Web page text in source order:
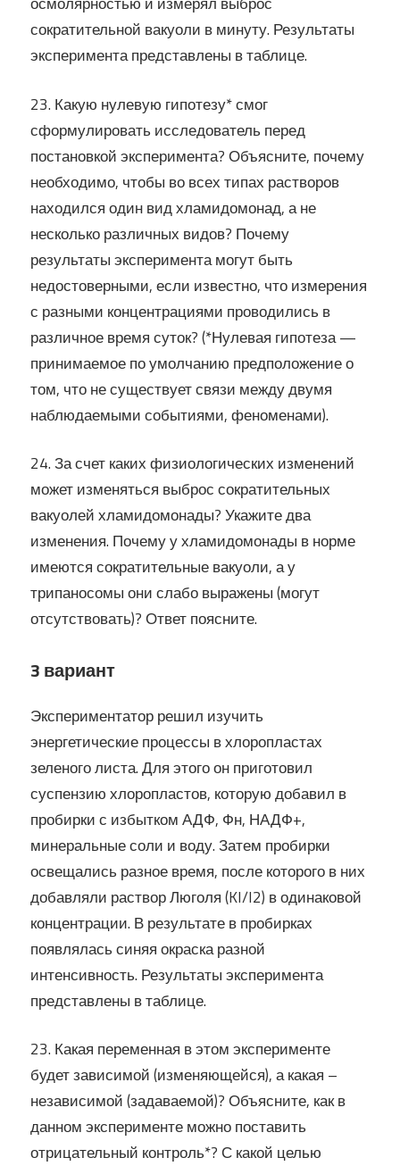
сократительной вакуоли в минуту. Результаты
эксперимента представлены в таблице.
23. Какую нулевую гипотезу* смог
сформулировать исследователь перед
постановкой эксперимента? Объясните, почему
необходимо, чтобы во всех типах растворов
находился один вид хламидомонад, а не
несколько различных видов? Почему
результаты эксперимента могут быть
недостоверными, если известно, что измерения
с разными концентрациями проводились в
различное время суток? (*Нулевая гипотеза —
принимаемое по умолчанию предположение о
том, что не существует связи между двумя
наблюдаемыми событиями, феноменами).
24. За счет каких физиологических изменений
может изменяться выброс сократительных
вакуолей хламидомонады? Укажите два
изменения. Почему у хламидомонады в норме
имеются сократительные вакуоли, а у
трипаносомы они слабо выражены (могут
отсутствовать)? Ответ поясните.
3 вариант
Экспериментатор решил изучить
энергетические процессы в хлоропластах
зеленого листа. Для этого он приготовил
суспензию хлоропластов, которую добавил в
пробирки с избытком АДФ, Фн, НАДФ+,
минеральные соли и воду. Затем пробирки
освещались разное время, после которого в них
добавляли раствор Люголя (KI/I2) в одинаковой
концентрации. В результате в пробирках
появлялась синяя окраска разной
интенсивность. Результаты эксперимента
представлены в таблице.
23. Какая переменная в этом эксперименте
будет зависимой (изменяющейся), а какая –
независимой (задаваемой)? Объясните, как в
данном эксперименте можно поставить
отрицательный контроль*? С какой целью